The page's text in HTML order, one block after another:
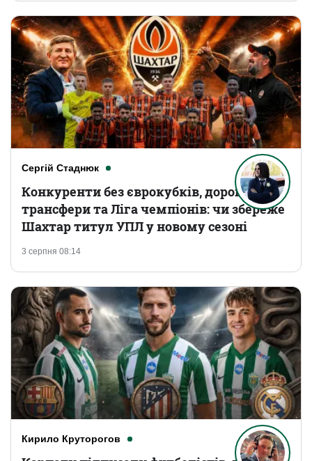
Сергій Стаднюк
3 серпня 08:14
Конкуренти без єврокубків, дорогі
трансфери та Ліга чемпіонів: чи збереже
Шахтар титул УПЛ у новому сезоні
Кирило Круторогов